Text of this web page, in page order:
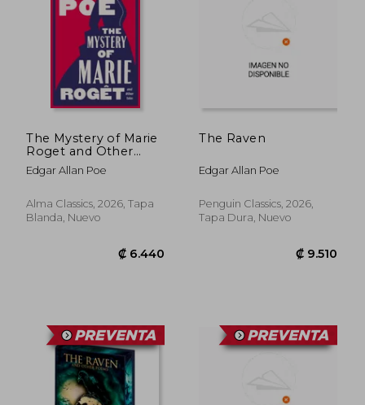
The Mystery of Marie
Roget and Other
Tales. Fully annotated
with extra material
Edgar Allan Poe
Alma Classics, 2026, Tapa
Blanda, Nuevo
The Raven
Edgar Allan Poe
Penguin Classics, 2026,
Tapa Dura, Nuevo